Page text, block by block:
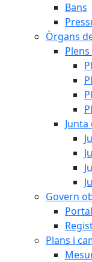
Bans
Òrgans
Govern
Plans i